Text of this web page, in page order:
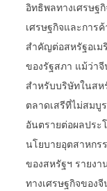
อิทธิพลทางเศรษฐ
เศรษฐกิจและการ
สำคัญต่อสหรัฐอเม
ของรัฐสภา แม้ว่า
สำหรับบริษัทในสห
ตลาดเสรีที่ไม่สมบู
อันตรายต่อผลประ
นโยบายอุตสาหก
ของสหรัฐฯ รายง
ทางเศรษฐกิจของ